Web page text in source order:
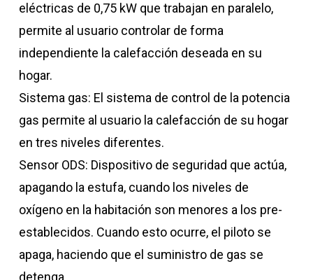
eléctricas de 0,75 kW que trabajan en paralelo,
permite al usuario controlar de forma
independiente la calefacción deseada en su
hogar.
Sistema gas: El sistema de control de la potencia
gas permite al usuario la calefacción de su hogar
en tres niveles diferentes.
Sensor ODS: Dispositivo de seguridad que actúa,
apagando la estufa, cuando los niveles de
oxígeno en la habitación son menores a los pre-
establecidos. Cuando esto ocurre, el piloto se
apaga, haciendo que el suministro de gas se
detenga.